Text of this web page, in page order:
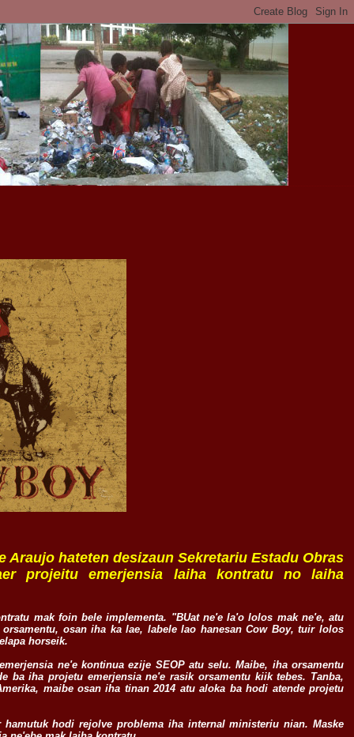
Araujo hateten desizaun Sekretariu Estadu Obras
projeitu emerjensia laiha kontratu no laiha
mak foin bele implementa. "BUat ne'e la'o lolos mak ne'e, atu
osan iha ka lae, labele lao hanesan Cow Boy, tuir lolos
horseik.
ne'e kontinua ezije SEOP atu selu. Maibe, iha orsamentu
ba iha projetu emerjensia ne'e rasik orsamentu kiik tebes. Tanba,
maibe osan iha tinan 2014 atu aloka ba hodi atende projetu
hodi rejolve problema iha internal ministeriu nian. Maske